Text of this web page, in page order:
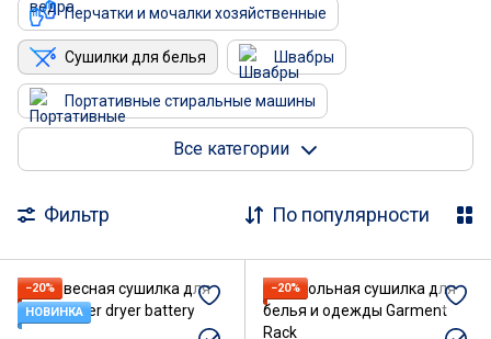
Перчатки и мочалки хозяйственные
Сушилки для белья Швабры
Портативные стиральные машины
Швабры для окон и скребки
Все категории
Фильтр По популярности
−20%
НОВИНКА
−20%